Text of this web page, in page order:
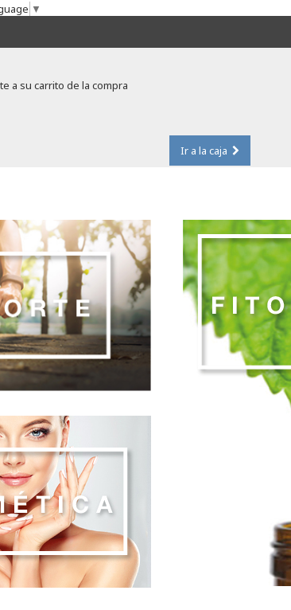
▼
a su carrito de la compra
Ir a la caja